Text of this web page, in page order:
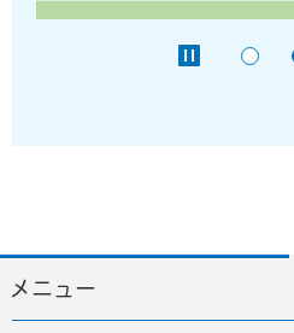
メニュー